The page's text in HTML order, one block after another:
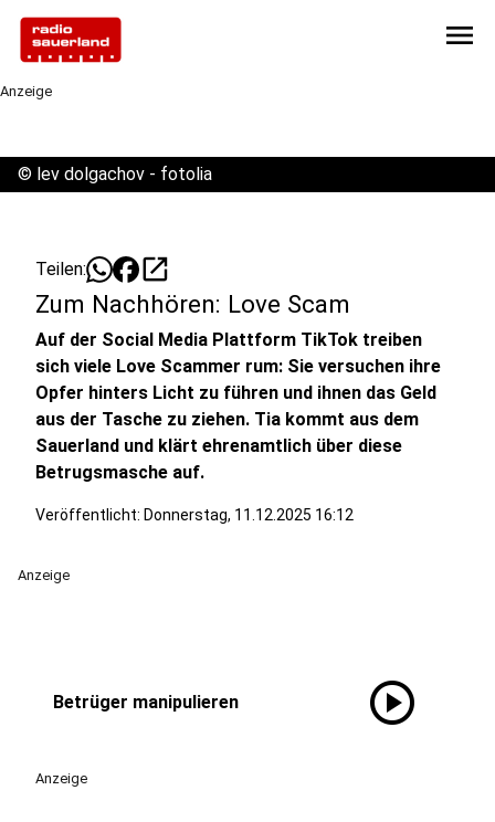
menu
Anzeige
© lev dolgachov - fotolia
Teilen: open_in_new
Zum Nachhören: Love Scam
Auf der Social Media Plattform TikTok treiben
sich viele Love Scammer rum: Sie versuchen ihre
Opfer hinters Licht zu führen und ihnen das Geld
aus der Tasche zu ziehen. Tia kommt aus dem
Sauerland und klärt ehrenamtlich über diese
Betrugsmasche auf.
Veröffentlicht: Donnerstag, 11.12.2025 16:12
Anzeige
Betrüger manipulieren play_circle
Anzeige